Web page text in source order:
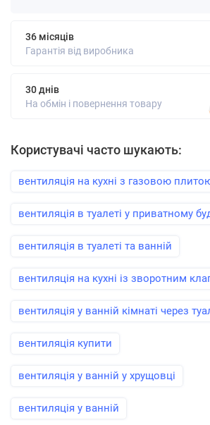
36 місяців
Гарантія від виробника
30 днів
На обмін і повернення товару
Користувачі часто шукають:
вентиляція на кухні з газовою
вентиляція в туалеті у приватному
вентиляція в туалеті та ванній
вентиляція на кухні із зворотним
вентиляція у ванній кімнаті через
вентиляція купити
вентиляція у ванній у хрущовці
вентиляція у ванній